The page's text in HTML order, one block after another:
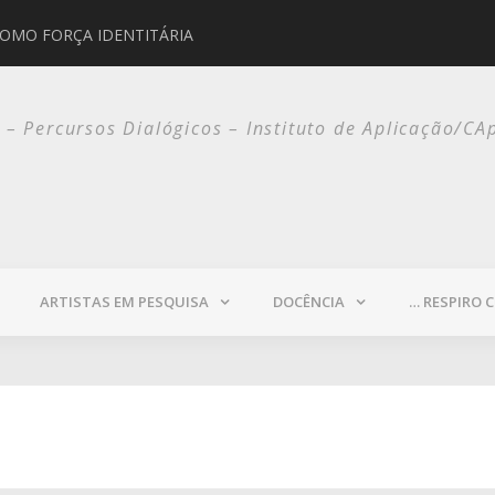
FORÇA IDENTITÁRIA
Percursos Dialógicos – Instituto de Aplicação/
ARTISTAS EM PESQUISA DOCÊNCIA … RESPIRO